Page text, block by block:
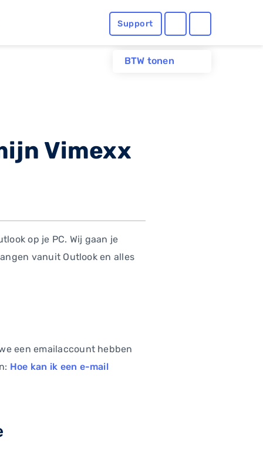
Support
BTW tonen
Vimexx
op je PC. Wij gaan je
vanuit Outlook en alles
een emailaccount hebben
Hoe kan ik een e-mail